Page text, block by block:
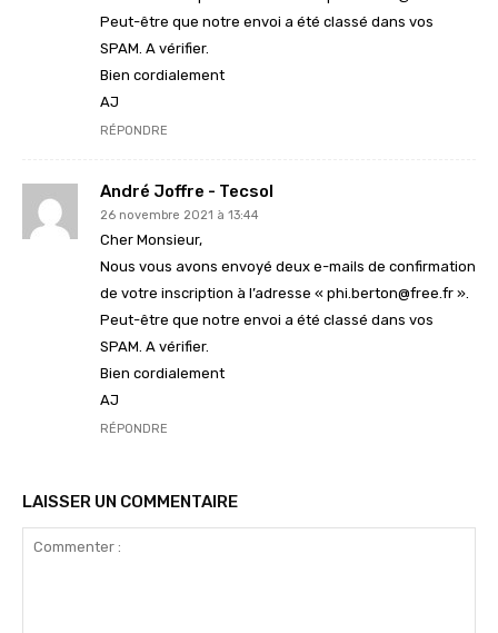
Peut-être que notre envoi a été classé dans vos
SPAM. A vérifier.
Bien cordialement
AJ
RÉPONDRE
André Joffre - Tecsol
26 novembre 2021 à 13:44
Cher Monsieur,
Nous vous avons envoyé deux e-mails de confirmation
de votre inscription à l’adresse « phi.berton@free.fr ».
Peut-être que notre envoi a été classé dans vos
SPAM. A vérifier.
Bien cordialement
AJ
RÉPONDRE
LAISSER UN COMMENTAIRE